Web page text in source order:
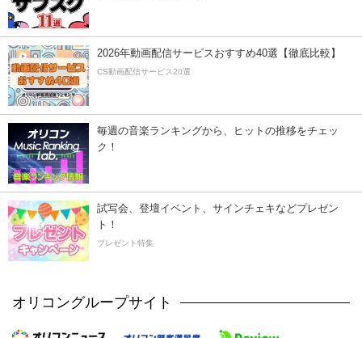
2026年動画配信サービスおすすめ40選【徹底比較】
CS動画配信サービス20選
毎週の音楽ランキングから、ヒットの推移をチェッ
ク！
試写会、登壇イベント、サインチェキなどプレゼン
ト！
プレゼント特集
オリコングループサイト